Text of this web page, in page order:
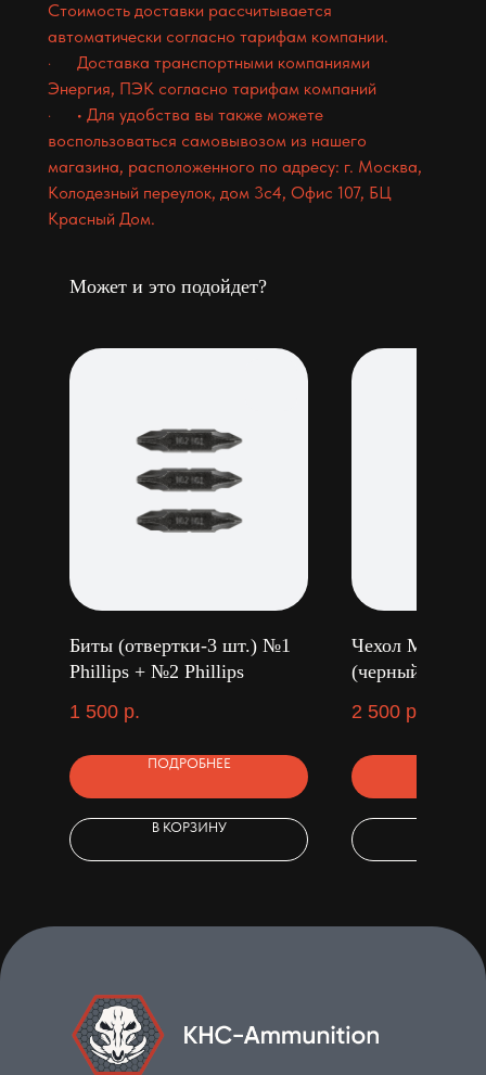
Стоимость доставки рассчитывается
автоматически согласно тарифам компании.
· Доставка транспортными компаниями
Энергия, ПЭК согласно тарифам компаний
· • Для удобства вы также можете
воспользоваться самовывозом из нашего
магазина, расположенного по адресу: г. Москва,
Колодезный переулок, дом 3с4, Офис 107, БЦ
Красный Дом.
Может и это подойдет?
Биты (отвертки-3 шт.) №1
Phillips + №2 Phillips
1 500 р.
ПОДРОБНЕЕ
В КОРЗИНУ
Чехол Molle
(черный)
2 500 р.